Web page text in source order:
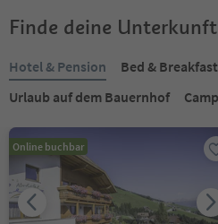
Finde deine
Hotel & Pension
Bed & Breakfast
Urlaub auf dem Bauernhof
Online buchbar